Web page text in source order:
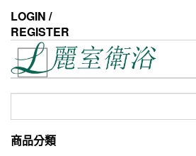
the
content
LOGIN /
REGISTER
鍵
商品分類